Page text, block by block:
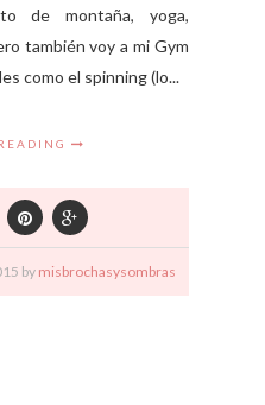
de montaña, yoga,
también voy a mi Gym
como el spinning (lo...
by misbrochasysombras